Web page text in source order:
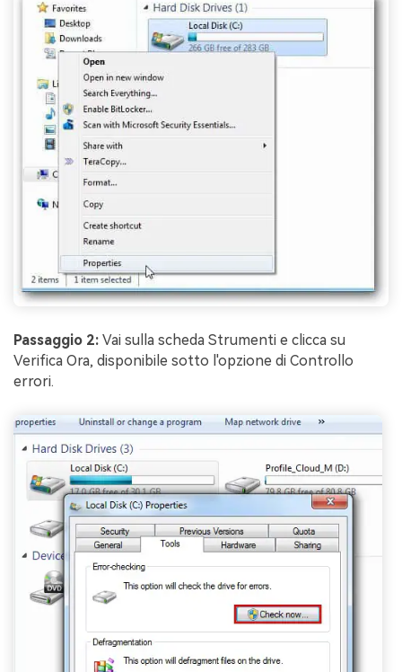
Passaggio 2: Vai sulla scheda Strumenti e clicca su
Verifica Ora, disponibile sotto l'opzione di Controllo
errori.